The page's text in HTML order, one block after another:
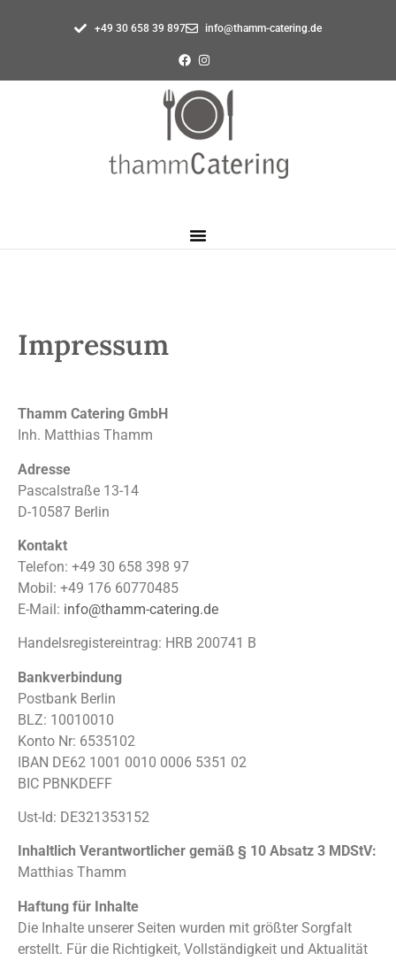
+49 30 658 39 897 info@thamm-catering.de
Impressum
Thamm Catering GmbH
Inh. Matthias Thamm
Adresse
Pascalstraße 13-14
D-10587 Berlin
Kontakt
Telefon: +49 30 658 398 97
Mobil: +49 176 60770485
E-Mail: info@thamm-catering.de
Handelsregistereintrag: HRB 200741 B
Bankverbindung
Postbank Berlin
BLZ: 10010010
Konto Nr: 6535102
IBAN DE62 1001 0010 0006 5351 02
BIC PBNKDEFF
Ust-Id: DE321353152
Inhaltlich Verantwortlicher gemäß § 10 Absatz 3 MDStV:
Matthias Thamm
Haftung für Inhalte
Die Inhalte unserer Seiten wurden mit größter Sorgfalt
erstellt. Für die Richtigkeit, Vollständigkeit und Aktualität